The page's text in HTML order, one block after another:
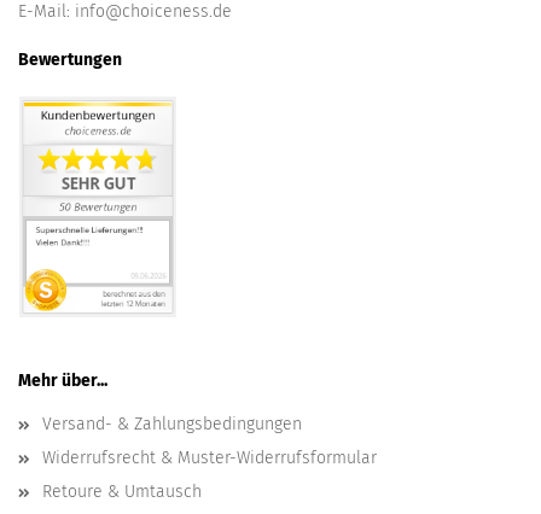
E-Mail: info@choiceness.de
Bewertungen
Mehr über...
Versand- & Zahlungsbedingungen
Widerrufsrecht & Muster-Widerrufsformular
Retoure & Umtausch